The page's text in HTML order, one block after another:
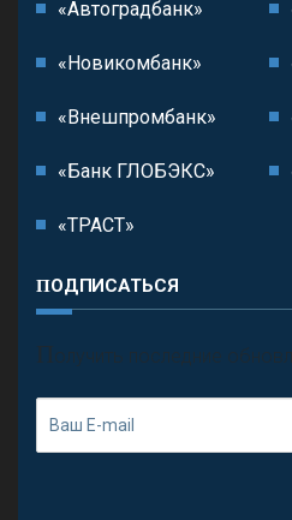
«Автоградбанк»
«Новикомбанк»
«Внешпромбанк»
«Банк ГЛОБЭКС»
«ТРАСТ»
ПОДПИСАТЬСЯ
П олучить последние